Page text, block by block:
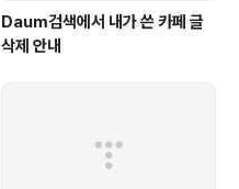
Daum검색에서 내가 쓴 카페 글
삭제 안내